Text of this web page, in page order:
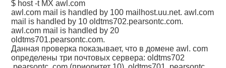
$ host -t MX awl.com
awl.com mail is handled by 100 mailhost.uu.net. awl.com
mail is handled by 10 oldtms702.pearsontc.com.
awl.com mail is handled by 20
oldtms701.pearsontc.com.
Данная проверка показывает, что в домене awl. com
определены три почтовых сервера: oldtms702